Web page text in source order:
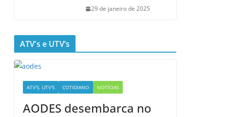
29 de janeiro de 2025
ATV’s e UTV’s
ATV'S, UTV'S COTIDIANO NOTÍCIAS
AODES desembarca no